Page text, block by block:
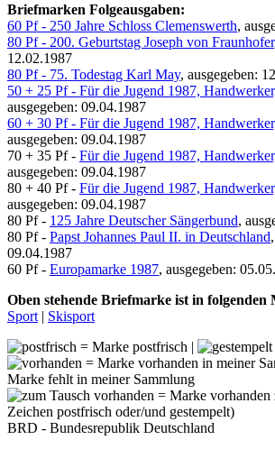
Briefmarken Folgeausgaben:
60 Pf - 250 Jahre Schloss Clemenswerth,
80 Pf - 200. Geburtstag Joseph von Fraunhofer
12.02.1987
80 Pf - 75. Todestag Karl May, ausgegeben:
50 + 25 Pf - Für die Jugend 1987,
ausgegeben: 09.04.1987
60 + 30 Pf - Für die Jugend 1987,
ausgegeben: 09.04.1987
70 + 35 Pf - Für die Jugend 1987,
ausgegeben: 09.04.1987
80 + 40 Pf - Für die Jugend 1987,
ausgegeben: 09.04.1987
80 Pf - 125 Jahre Deutscher Sängerbund,
80 Pf - Papst Johannes Paul II. in Deutschland
09.04.1987
60 Pf - Europamarke 1987, ausgegeben:
Oben stehende Briefmarke ist in
Sport | Skisport
= Marke postfrisch |
= Marke vorhanden in meiner
Marke fehlt in meiner Sammlung
= Marke vorhanden
Zeichen postfrisch oder/und gestempelt)
BRD - Bundesrepublik Deutschland